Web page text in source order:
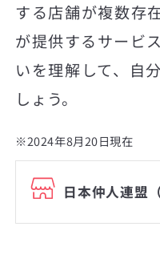
する店舗が複数存
が提供するサービ
いを理解して、自
しょう。
※2024年8月20日現在
日本仲人連盟